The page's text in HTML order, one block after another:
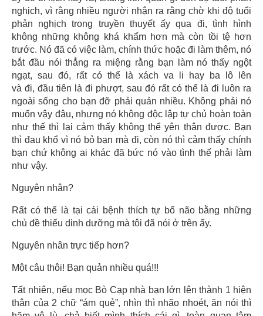
nghịch, vì rằng nhiều người nhận ra rằng chờ khi độ tuổi
phản nghịch trong truyền thuyết ấy qua đi, tình hình
không những không khá khẩm hơn mà còn tồi tệ hơn
trước. Nó đã có việc làm, chính thức hoặc đi làm thêm, nó
bắt đầu nói thẳng ra miệng rằng bạn làm nó thấy ngột
ngạt, sau đó, rất có thể là xách va li hay ba lô lên
và đi, đầu tiên là đi phượt, sau đó rất có thể là đi luôn ra
ngoài sống cho bạn đỡ phải quản nhiều. Không phải nó
muốn vậy đâu, nhưng nó không độc lập tự chủ hoàn toàn
như thế thì lại cảm thấy không thể yên thân được. Bạn
thì đau khổ vì nó bỏ bạn mà đi, còn nó thì cảm thấy chính
bạn chứ không ai khác đã bức nó vào tình thế phải làm
như vậy.
Nguyên nhân?
Rất có thể là tại cái bệnh thích tự bổ não bằng những
chủ đề thiếu dinh dưỡng mà tôi đã nói ở trên ấy.
Nguyên nhân trực tiếp hơn?
Một câu thôi! Bạn quản nhiều quá!!!
Tất nhiên, nếu mọc Bò Cạp nhà bạn lớn lên thành 1 hiện
thân của 2 chữ “ám quẻ”, nhìn thì nhão nhoét, ăn nói thì